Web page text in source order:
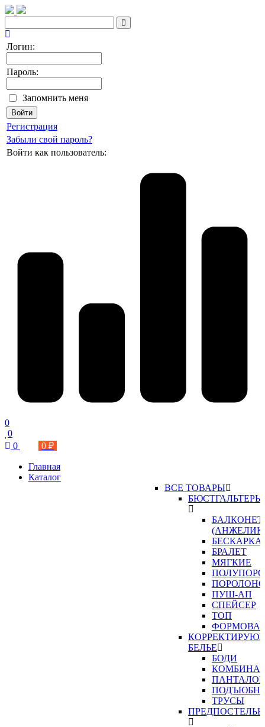
Логин:
Пароль:
Запомнить меня
Регистрация
Забыли свой пароль?
Войти как пользователь:
0
0
0
0 ₽
Главная
Каталог
ВСЕ ТОВАРЫ
БЮСТГАЛЬТЕРЫ
БАЛКОНЕТ
БРАЛЕТ
МЯГКИЕ
ПУШ-АП
СПЕЙСЕР
ТОП
БЕЛЬЕ
БОДИ
ТРУСЫ